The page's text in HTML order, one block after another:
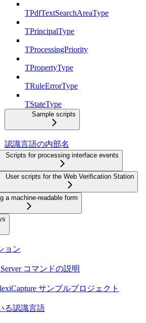
TPdfTextSearchAreaType
TPrincipalType
TProcessingPriority
TPropertyType
TRuleErrorType
TStateType
Sample scripts
認識言語の内部名
Scripts for processing interface events
User scripts for the Web Verification Station
a machine-readable form
ョン
Server コマンドの説明
サンプルプロジェクト
る認識言語